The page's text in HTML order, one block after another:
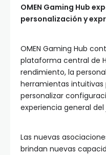
OMEN Gaming Hub
personalización y
OMEN Gaming Hub
plataforma central de
rendimiento, la
herramientas
personalizar
experiencia general del
Las nuevas
brindan nuevas